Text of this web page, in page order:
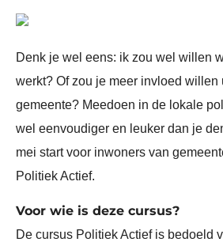
Denk je wel eens: ik zou wel willen
werkt? Of zou je meer invloed
gemeente? Meedoen in de lokale
wel eenvoudiger en leuker dan je
mei start voor inwoners van
Politiek Actief.
Voor wie is deze cursus?
De cursus Politiek Actief is bedoeld